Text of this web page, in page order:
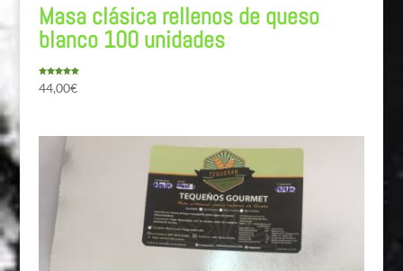
Masa clásica rellenos de queso
blanco 100 unidades
con
44,00€